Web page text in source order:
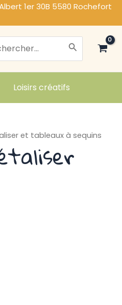
1er 30B 5580 Rochefort
Loisirs créatifs
et tableaux à sequins